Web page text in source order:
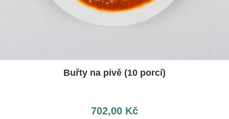
Buřty na pivě (10 porcí)
702,00 Kč